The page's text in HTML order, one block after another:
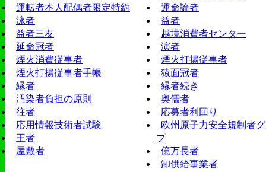
運転者本人配偶者限定特約
泳者
益者三友
延命冠者
煙火消費従事者
煙火打揚従事者手帳
縁者
汚染者負担の原則
往者
応用情報技術者試験
王者
屋敷者
運命論者
益者
越境消費者センター
演者
煙火打揚従事者
猿面冠者
縁者続き
奥儒者
応募者利回り
欧州原子力安全規制者
プ
億万長者
卸供給事業者